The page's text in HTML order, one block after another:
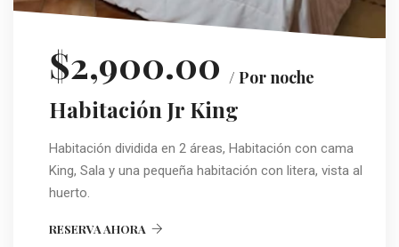
$2,900.00 / Por noche
Habitación Jr King
Habitación dividida en 2 áreas, Habitación con cama
King, Sala y una pequeña habitación con litera, vista al
huerto.
RESERVA AHORA